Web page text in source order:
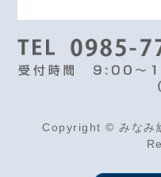
Copyright © みなみ